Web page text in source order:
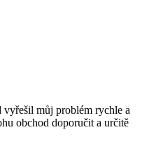
můj problém rychle a
obchod doporučit a určitě